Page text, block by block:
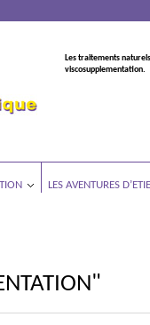
Les traitements
viscosupplementation.
LES AVENTURES